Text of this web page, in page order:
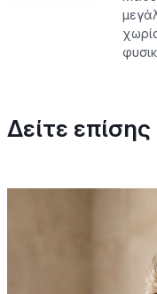
Δείτε επίσης